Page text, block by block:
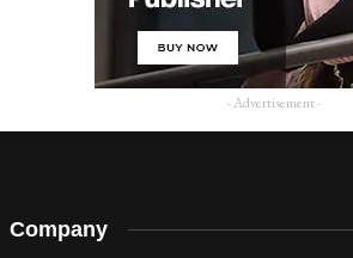
- Advertisement -
Company